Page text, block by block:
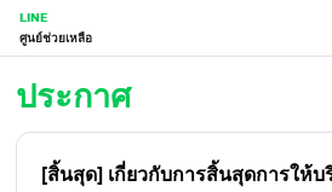
LINE
ศูนย์ช่วยเหลือ
ประกาศ
[สิ้นสุด] เกี่ยวกับการสิ้นสุดการให้บ